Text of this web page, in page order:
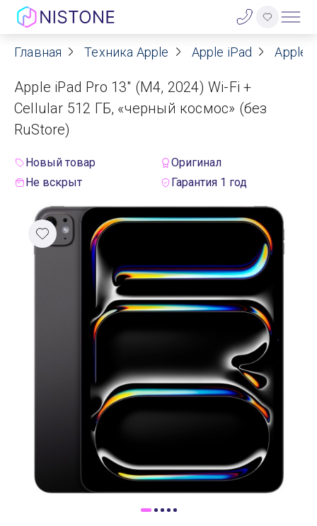
Акции
О нас
Блог
Договор оферты
Реквизиты
Контакты
Гарантия
Оплата
Самовывоз
Trade-In
Главная Техника Apple Apple iPad Apple
Apple iPad Pro 13" (M4, 2024) Wi-Fi +
Cellular 512 ГБ, «черный космос» (без
RuStore)
Новый товар
Оригинал
Не вскрыт
Гарантия 1 год